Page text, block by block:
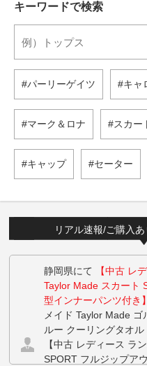
キーワードで検索
パーリーゲイツ キャ
マーク＆ロナ スカー
キャップ セーター
リアル速報/ご購入
静岡県にて
【中古 レ
Taylor Made スカート
型インナーパンツ付き】
メイド Taylor Made
ルー クーリングタオル
【中古 レディース ラ
SPORT フルジップア